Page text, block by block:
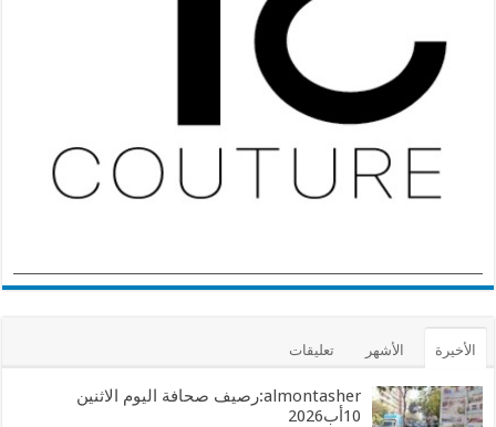
الأخيرة الأشهر تعليقات
almontasher:رصيف صحافة اليوم الاثنين
10أب2026